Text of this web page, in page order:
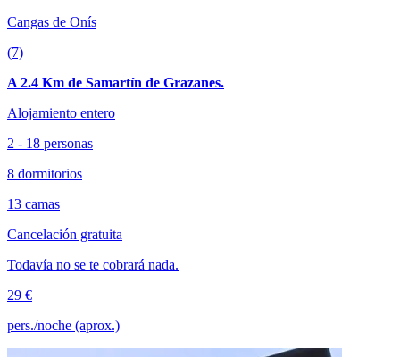
Cangas de Onís
(7)
A 2.4 Km de Samartín de Grazanes.
Alojamiento entero
2 - 18 personas
8 dormitorios
13 camas
Cancelación gratuita
Todavía no se te cobrará nada.
29 €
pers./noche (aprox.)